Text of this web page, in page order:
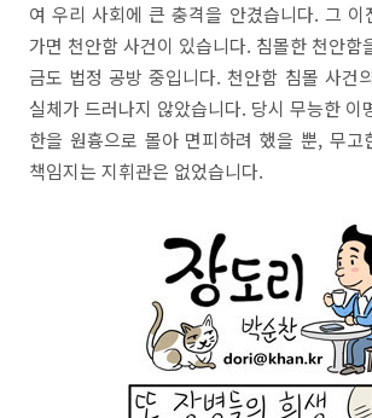
여 우리 사회에 큰 충격을 안겼습니다. 그 이
가면 천안함 사건이 있습니다. 침몰한 천안함
금도 법정 공방 중입니다. 천안함 침몰 사건
실체가 드러나지 않았습니다. 당시 무능한 이
한을 원흉으로 몰아 면피하려 했을 뿐, 무고
책임지는 지휘관은 없었습니다.